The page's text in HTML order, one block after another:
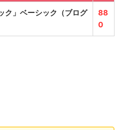
ク」ベーシック （ブログ
88
0